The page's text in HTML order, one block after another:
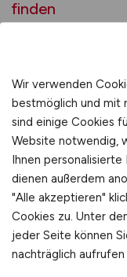
finden
Geregelte
planbare
Viele körperlich
sich durch
fehlende
der Verwaltung
Dienstpläne,
und Urlaub, der
Wir verwenden
bestmöglich und mit
sind einige Cookies
Website notwendig,
Ihnen personalisierte
dienen außerdem
"Alle akzeptieren"
Cookies zu. Unter
jeder Seite können
nachträglich aufrufen